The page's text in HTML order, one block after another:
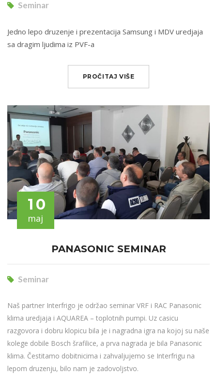
Seminar
Jedno lepo druzenje i prezentacija Samsung i MDV uredjaja
sa dragim ljudima iz PVF-a
PROČITAJ VIŠE
10
maj
PANASONIC SEMINAR
Seminar
Naš partner Interfrigo je održao seminar VRF i RAC Panasonic
klima uredjaja i AQUAREA – toplotnih pumpi. Uz casicu
razgovora i dobru klopicu bila je i nagradna igra na kojoj su naše
kolege dobile Bosch šrafilice, a prva nagrada je bila Panasonic
klima. Čestitamo dobitnicima i zahvaljujemo se Interfrigu na
lepom druzenju, bilo nam je zadovoljstvo.